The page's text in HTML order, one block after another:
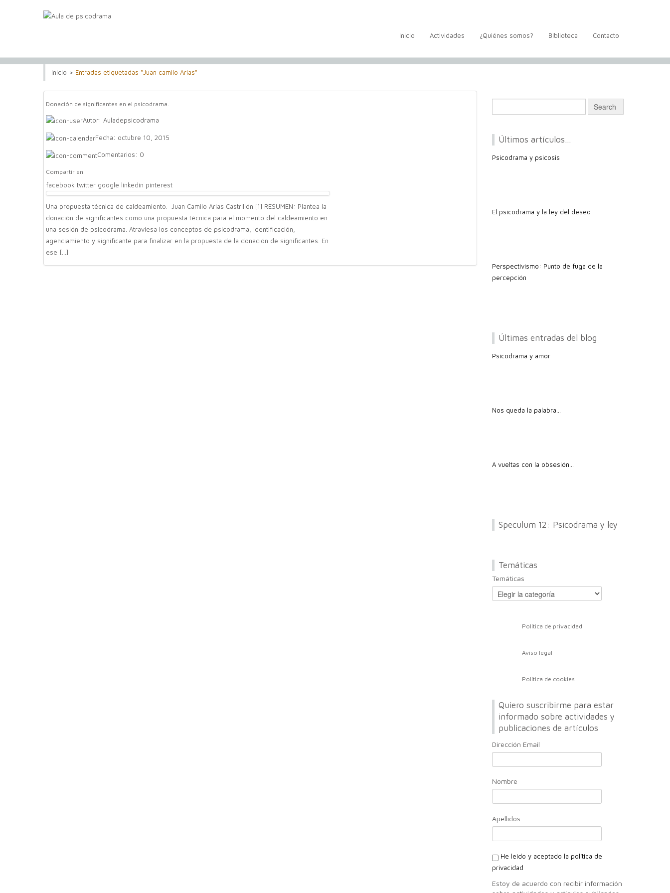
Inicio Actividades ¿Quiénes somos? Biblioteca Contacto
Inicio > Entradas etiquetadas "Juan camilo Arias"
Donación de significantes en el psicodrama.
Autor: Auladepsicodrama
Fecha: octubre 10, 2015
Comentarios: 0
Compartir en
facebook twitter google linkedin pinterest
Una propuesta técnica de caldeamiento. Juan Camilo Arias Castrillón.[1] RESUMEN: Plantea la
donación de significantes como una propuesta técnica para el momento del caldeamiento en
una sesión de psicodrama. Atraviesa los conceptos de psicodrama, identificación,
agenciamiento y significante para finalizar en la propuesta de la donación de significantes. En
ese […]
Últimos artículos…
Psicodrama y psicosis
El psicodrama y la ley del deseo
Perspectivismo: Punto de fuga de la
percepción
Últimas entradas del blog
Psicodrama y amor
Nos queda la palabra…
A vueltas con la obsesión…
Speculum 12: Psicodrama y ley
Temáticas
Temáticas
Política de privacidad
Aviso legal
Política de cookies
Quiero suscribirme para estar
informado sobre actividades y
publicaciones de artículos
Dirección Email
Nombre
Apellidos
He leído y aceptado la política de
privacidad
Estoy de acuerdo con recibir información